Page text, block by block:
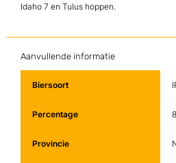
Idaho 7 en Tulus hoppen.
Aanvullende informatie
Biersoort
Percentage
Provincie